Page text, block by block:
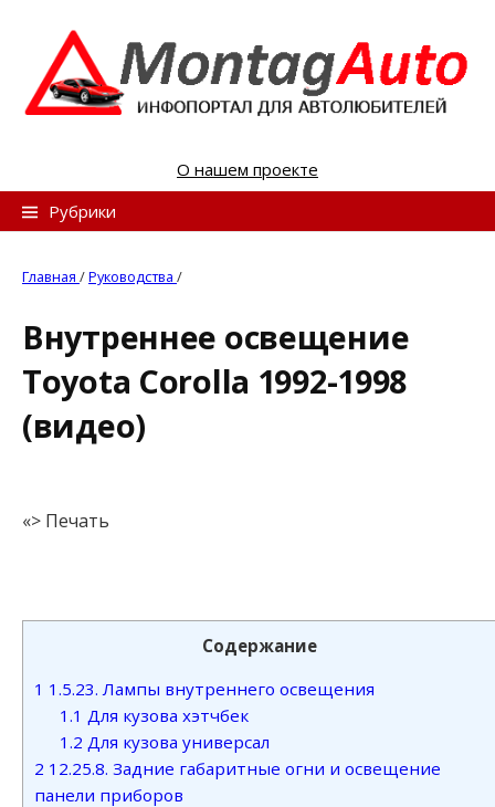
n
О нашем проекте
Рубрики
Главная /Руководства /
Внутреннее освещение
Toyota Corolla 1992-1998
(видео)
«> Печать
Содержание
1 1.5.23. Лампы внутреннего освещения
1.1 Для кузова хэтчбек
1.2 Для кузова универсал
2 12.25.8. Задние габаритные огни и освещение
панели приборов